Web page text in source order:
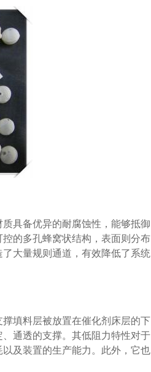
具备优异的耐腐蚀性，能够抵御
的多孔蜂窝状结构，表面则分布
大量规则通道，有效降低了系统
填料层被放置在催化剂床层的下
通透的支撑。其低阻力特性对于
及装置的生产能力。此外，它也